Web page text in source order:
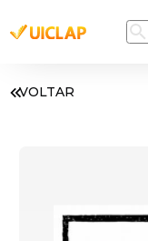
VOLTAR